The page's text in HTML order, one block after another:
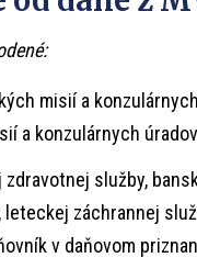
misií a
a konzulárnych
služby,
leteckej záchrannej
v daňovom